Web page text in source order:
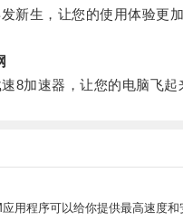
新生，让您的使用体验更加
加速器，让您的电脑飞起
用程序可以给你提供最高速度和